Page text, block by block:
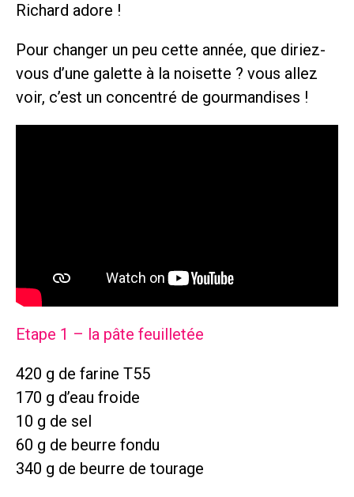
Richard adore !
Pour changer un peu cette année, que diriez-
vous d’une galette à la noisette ? vous allez
voir, c’est un concentré de gourmandises !
Etape 1 – la pâte feuilletée
420 g de farine T55
170 g d’eau froide
10 g de sel
60 g de beurre fondu
340 g de beurre de tourage